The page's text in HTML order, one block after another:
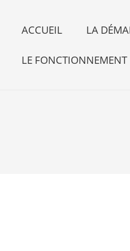
ACCUEIL LA
LE FONCTIONNEMENT